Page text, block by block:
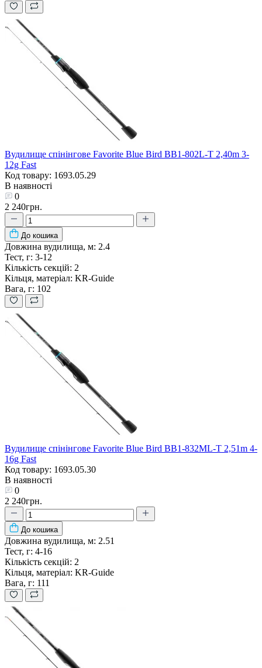
Вудилище спінінгове Favorite Blue Bird BB1-802L-T 2,40m 3-
12g Fast
Код товару: 1693.05.29
В наявності
0
2 240грн.
До кошика
Довжина вудилища, м: 2.4
Тест, г: 3-12
Кількість секцій: 2
Кільця, матеріал: KR-Guide
Вага, г: 102
Вудилище спінінгове Favorite Blue Bird BB1-832ML-T 2,51m 4-
16g Fast
Код товару: 1693.05.30
В наявності
0
2 240грн.
До кошика
Довжина вудилища, м: 2.51
Тест, г: 4-16
Кількість секцій: 2
Кільця, матеріал: KR-Guide
Вага, г: 111